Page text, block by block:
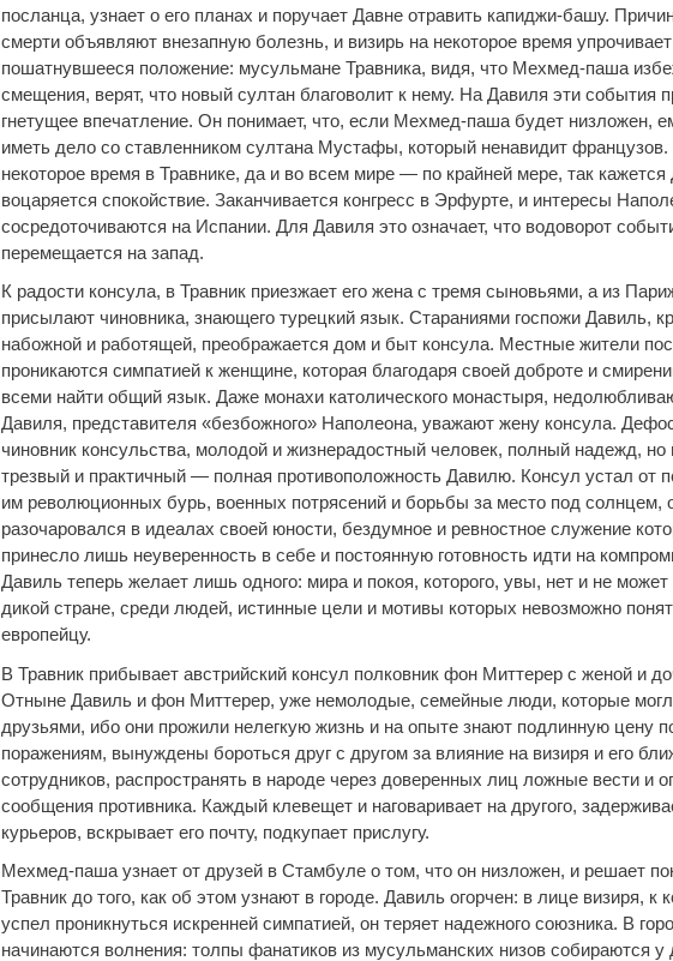
посланца, узнает о его планах и поручает Давне отравить капиджи-башу.
смерти объявляют внезапную болезнь, и визирь на некоторое время
пошатнувшееся положение: мусульмане Травника, видя, что Мехмед-паша
смещения, верят, что новый султан благоволит к нему. На Давиля эти события
гнетущее впечатление. Он понимает, что, если Мехмед-паша будет низложен,
иметь дело со ставленником султана Мустафы, который ненавидит
некоторое время в Травнике, да и во всем мире — по крайней мере, так
воцаряется спокойствие. Заканчивается конгресс в Эрфурте, и интересы
сосредоточиваются на Испании. Для Давиля это означает, что водоворот
перемещается на запад.
К радости консула, в Травник приезжает его жена с тремя сыновьями, а из
присылают чиновника, знающего турецкий язык. Стараниями госпожи Давиль,
набожной и работящей, преображается дом и быт консула. Местные жители
проникаются симпатией к женщине, которая благодаря своей доброте и
всеми найти общий язык. Даже монахи католического монастыря,
Давиля, представителя «безбожного» Наполеона, уважают жену консула.
чиновник консульства, молодой и жизнерадостный человек, полный надежд, но
трезвый и практичный — полная противоположность Давилю. Консул устал от
им революционных бурь, военных потрясений и борьбы за место под солнцем,
разочаровался в идеалах своей юности, бездумное и ревностное служение
принесло лишь неуверенность в себе и постоянную готовность идти на
Давиль теперь желает лишь одного: мира и покоя, которого, увы, нет и не
дикой стране, среди людей, истинные цели и мотивы которых невозможно
европейцу.
В Травник прибывает австрийский консул полковник фон Миттерер с женой и
Отныне Давиль и фон Миттерер, уже немолодые, семейные люди, которые
друзьями, ибо они прожили нелегкую жизнь и на опыте знают подлинную цену
поражениям, вынуждены бороться друг с другом за влияние на визиря и его
сотрудников, распространять в народе через доверенных лиц ложные вести и
сообщения противника. Каждый клевещет и наговаривает на другого,
курьеров, вскрывает его почту, подкупает прислугу.
Мехмед-паша узнает от друзей в Стамбуле о том, что он низложен, и решает
Травник до того, как об этом узнают в городе. Давиль огорчен: в лице визиря, к
успел проникнуться искренней симпатией, он теряет надежного союзника. В
начинаются волнения: толпы фанатиков из мусульманских низов собираются у